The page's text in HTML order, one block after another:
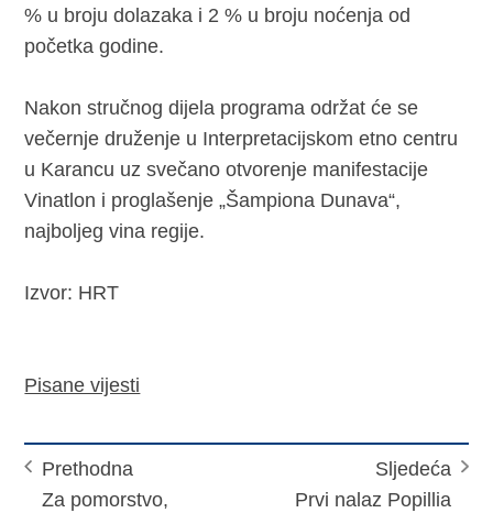
% u broju dolazaka i 2 % u broju noćenja od
početka godine.
Nakon stručnog dijela programa održat će se
večernje druženje u Interpretacijskom etno centru
u Karancu uz svečano otvorenje manifestacije
Vinatlon i proglašenje „Šampiona Dunava“,
najboljeg vina regije.
Izvor: HRT
Pisane vijesti
Prethodna
Za pomorstvo,
Sljedeća
Prvi nalaz Popillia